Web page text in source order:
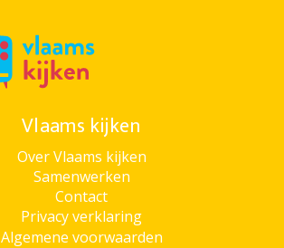
Vlaams kijken
Over Vlaams kijken
Samenwerken
Contact
Privacy verklaring
Algemene voorwaarden